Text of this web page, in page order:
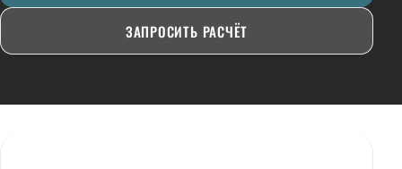
ЗАПРОСИТЬ РАСЧЁТ